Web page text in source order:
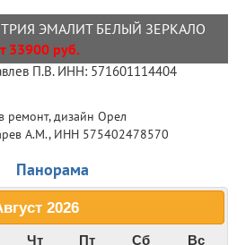
ЭМАЛИТ БЕЛЫЙ ЗЕРКАЛО
33900 руб.
П.В. ИНН: 571601114404
А.М., ИНН 575402478570
Панорама
2026
Чт Пт Сб
Вс